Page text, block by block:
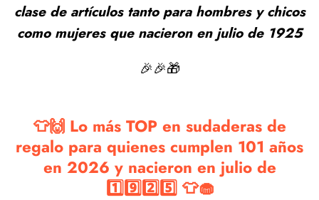
clase de artículos tanto para hombres y chicos
como mujeres que nacieron en julio de 1925
🎉🎉🎁
👕🙌 Lo más TOP en sudaderas de
regalo para quienes cumplen 101 años
en 2026 y nacieron en julio de
1️⃣9️⃣2️⃣5️⃣ 👕🧁